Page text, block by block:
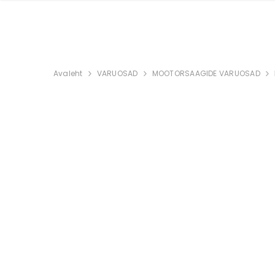
Avaleht VARUOSAD MOOTORSAAGIDE VARUOSAD